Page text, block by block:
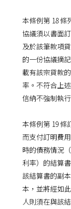
本條例第 18 條
協議須以書面
及於該筆款項
的一份協議摘
載有該宗貸款
率。不符合上
信納不強制執
本條例第 19 條
而支付訂明費
時的債務情況
利率）的結算
該結算書的副
本，並將經如
人則須在與該